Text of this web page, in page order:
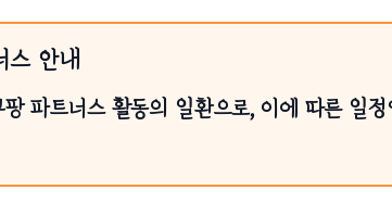
스 안내
파트너스 활동의 일환으로, 이에 따른 일